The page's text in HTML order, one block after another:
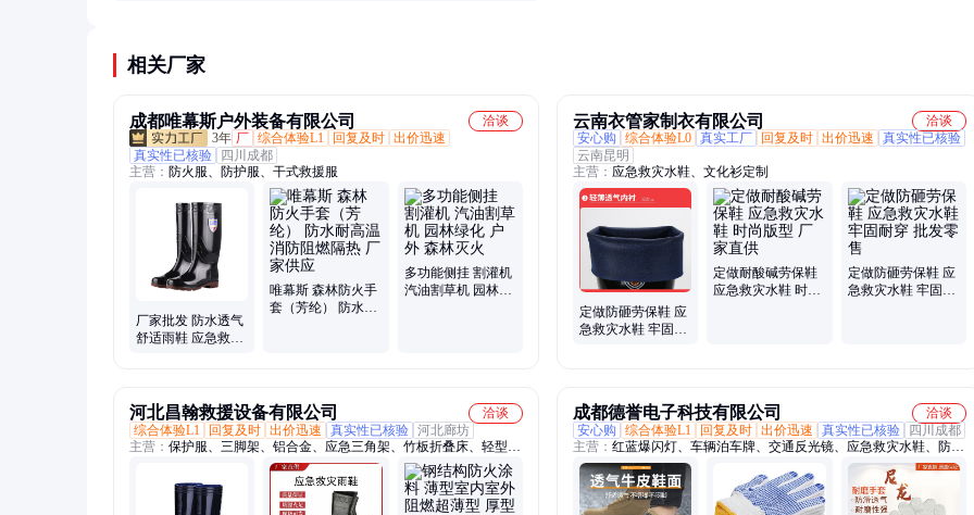
相关厂家
成都唯幕斯户外装备有限公司
洽谈
3年 厂 综合体验L1 回复及时 出价迅速
真实性已核验
四川成都
主营： 防火服、防护服、干式救援服
厂家批发 防水透气
舒适雨鞋 应急救灾
唯幕斯 森林防火手
套（芳纶） 防水耐
多功能侧挂 割灌机
汽油割草机 园林绿
云南衣管家制衣有限公司
洽谈
安心购
综合体验L0 真实工厂 回复及时 出价迅速
真实性已核验
云南昆明
主营： 应急救灾水鞋、文化衫定制
定做防砸劳保鞋 应
急救灾水鞋 牢固耐
定做耐酸碱劳保鞋
应急救灾水鞋 时尚
定做防砸劳保鞋 应
急救灾水鞋 牢固耐
河北昌翰救援设备有限公司
洽谈
综合体验L1
回复及时 出价迅速 真实性已核验 河北廊坊
主营： 保护服、三脚架、铝合金、应急三角架、竹板折叠床、轻型防
化服、午休陪护床、冰面救援工具、头戴调焦头灯、冰面冰爪防滑
鞋、气垫冰面救生筏
成都德誉电子科技有限公司
洽谈
安心购
综合体验L1 回复及时 出价迅速 真实性已核验
四川成都
主营： 红蓝爆闪灯、车辆泊车牌、交通反光镜、应急救灾水鞋、防撞
塑料路锥、交通标牌反光膜